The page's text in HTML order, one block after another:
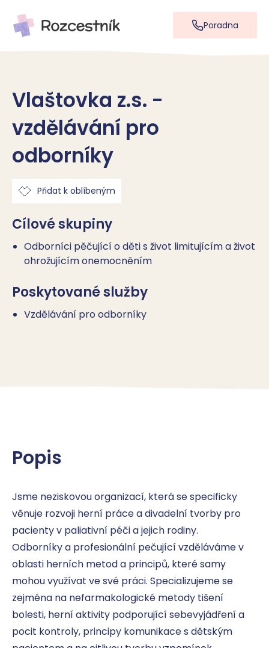
Poradna
Vlaštovka z.s. -
vzdělávání pro
odborníky
Přidat k oblíbeným
Cílové skupiny
Odborníci pěčující o děti s život limitujícím a život
ohrožujícím onemocněním
Poskytované služby
Vzdělávání pro odborníky
Popis
Jsme neziskovou organizací, která se specificky
věnuje rozvoji herní práce a divadelní tvorby pro
pacienty v paliativní péči a jejich rodiny.
Odborníky a profesionální pečující vzděláváme v
oblasti herních metod a principů, které samy
mohou využívat ve své práci. Specializujeme se
zejména na nefarmakologické metody tišení
bolesti, herní aktivity podporující sebevyjádření a
pocit kontroly, principy komunikace s dětským